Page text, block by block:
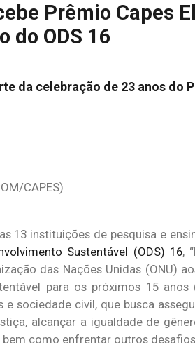
Prêmio Capes
do ODS 16
da celebração de 23 anos do
CAPES)
13 instituições de pesquisa e
Sustentável (ODS) 16,
das Nações Unidas (ONU)
para os próximos 15 anos
e sociedade civil, que busca
alcançar a igualdade de
como enfrentar outros